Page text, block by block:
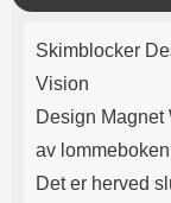
Lyttetid: ca 4
Skimblocker
Vision
Design Magnet
av
Det er herved